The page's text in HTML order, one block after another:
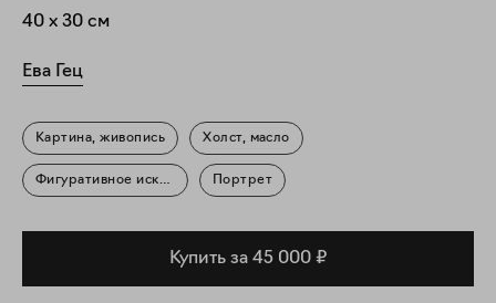
40 x 30 см
Ева Гец
Картина, живопись Холст, масло
Фигуративное искусство Портрет
Купить за 45 000 ₽